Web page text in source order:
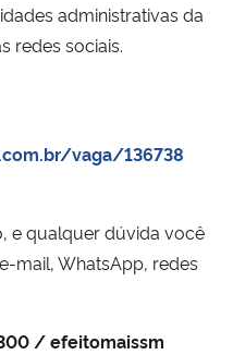
administrativas da
redes sociais.
vaga/136738
e qualquer dúvida você
mail, WhatsApp, redes
/ efeitomaissm